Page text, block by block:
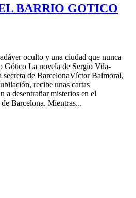
BARRIO GOTICO
oculto y una ciudad que nunca
Gótico La novela de Sergio Vila-
secreta de BarcelonaVíctor Balmoral,
recibe unas cartas
a desentrañar misterios en el
Barcelona. Mientras...